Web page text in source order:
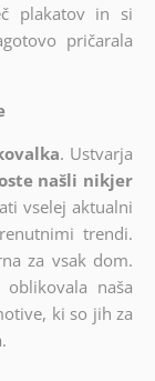
plakatov in si
pričarala
. Ustvarja
našli nikjer
vselej aktualni
trendi.
za vsak dom.
naša
ki so jih za